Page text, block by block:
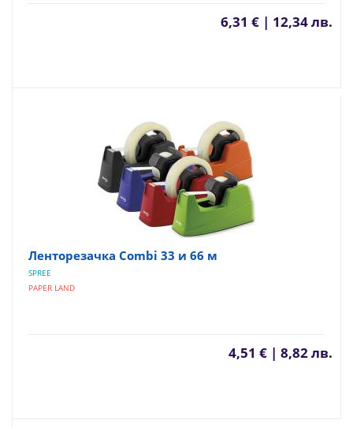
6,31 € | 12,34 лв.
Ленторезачка Combi 33 и 66 м
SPREE
PAPER LAND
4,51 € | 8,82 лв.